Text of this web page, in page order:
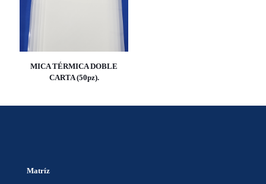
MICA TÉRMICA DOBLE
CARTA (50pz).
Matríz